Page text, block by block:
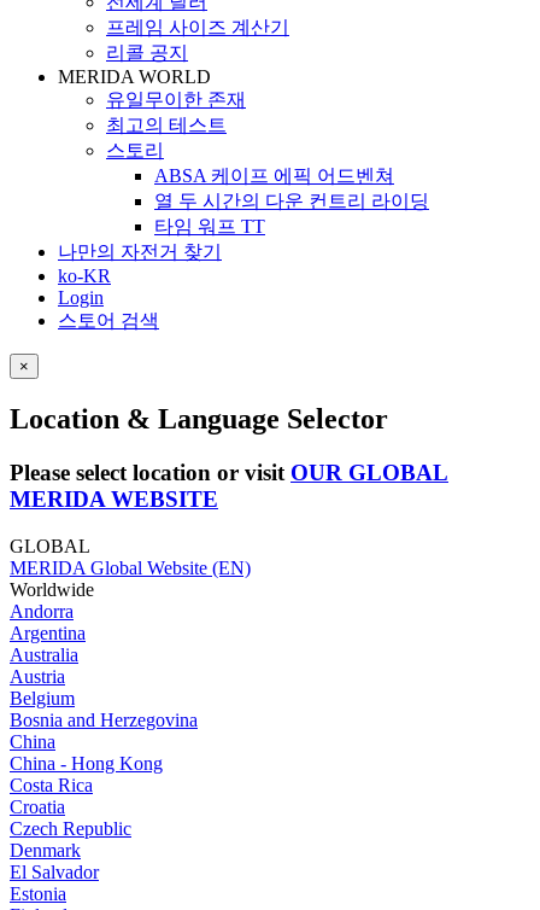
프레임 사이즈 계산기
리콜 공지
MERIDA WORLD
유일무이한 존재
최고의 테스트
스토리
ABSA 케이프 에픽 어드벤쳐
열 두 시간의 다운 컨트리 라이딩
타임 워프 TT
나만의 자전거 찾기
ko-KR
Login
스토어 검색
×
Location & Language Selector
Please select location or visit OUR GLOBAL
MERIDA WEBSITE
GLOBAL
MERIDA Global Website (EN)
Worldwide
Andorra
Argentina
Australia
Austria
Belgium
Bosnia and Herzegovina
China
China - Hong Kong
Costa Rica
Croatia
Czech Republic
Denmark
El Salvador
Estonia